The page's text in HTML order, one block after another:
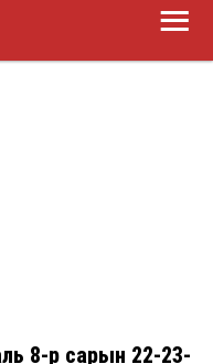
Main
Menu
8-р сарын 22-23-